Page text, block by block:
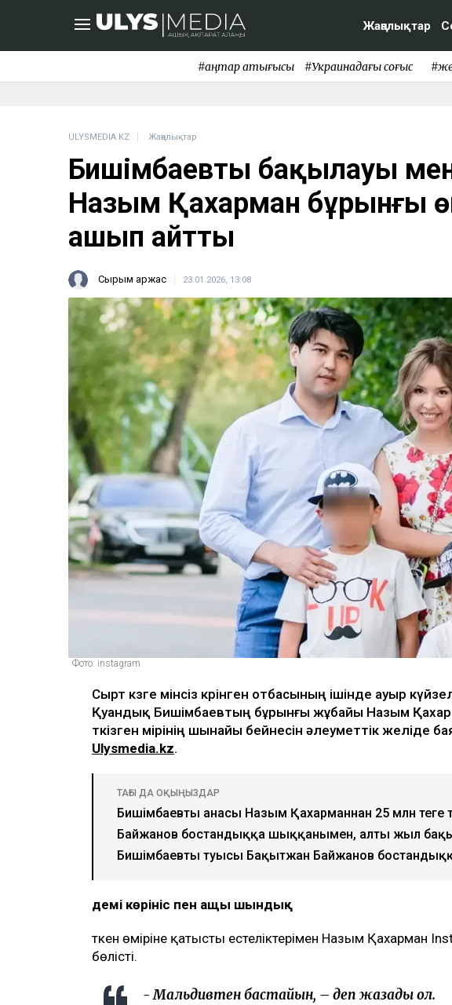
Жаңалықтар
#қаңтар қақтығысы #Украинадағы соғыс
ULYSMEDIA.KZ Жаңалықтар
Бишімбаевтың бақылауы
Назым Қахарман бұрынғы
ашып айтты
Сырым Қаржас 23.01.2026, 13:08
Фото: instagram
Сырт көзге мінсіз көрінген отбасының ішінде ауыр
Қуандық Бишімбаевтың бұрынғы жұбайы Назым
өткізген өмірінің шынайы бейнесін әлеуметтік
Ulysmedia.kz.
ТАҒЫ ДА ОҚЫҢЫЗДАР
Бишімбаевтың анасы Назым Қахарманнан 25 млн теңге
Байжанов бостандыққа шыққанымен, алты жыл
Бишімбаевтың туысы Бақытжан Байжанов
Әдемі көрініс пен ащы шындық
Өткен өміріне қатысты естеліктерімен Назым Қахарман
бөлісті.
- Мальдивтен бастайын, – деп жазады ол.